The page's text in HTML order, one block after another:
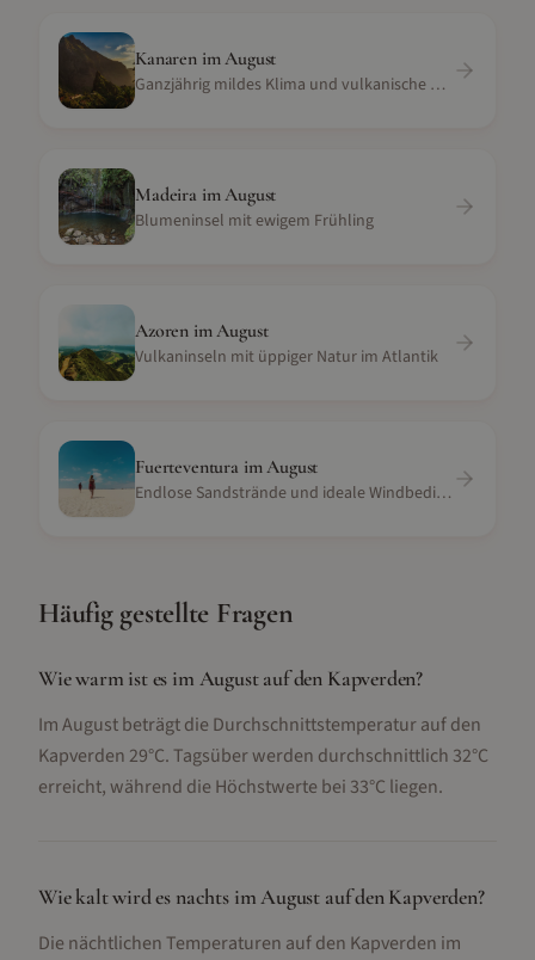
KanarenimAugust
Ganzjährig mildes Klima und vulkanische Landschaft
Madeira imAugust
Blumeninsel mit ewigem Frühling
Azoren imAugust
Vulkaninseln mit üppiger Natur im Atlantik
Fuerteventura imAugust
Endlose Sandstrände und ideale Windbedingungen
Häufig gestellte Fragen
Wie warm ist es im August auf den Kapverden?
Im August beträgt die Durchschnittstemperatur auf den
Kapverden 29°C. Tagsüber werden durchschnittlich 32°C
erreicht, während die Höchstwerte bei 33°C liegen.
Wie kalt wird es nachts im August auf den Kapverden?
Die nächtlichen Temperaturen auf den Kapverden im